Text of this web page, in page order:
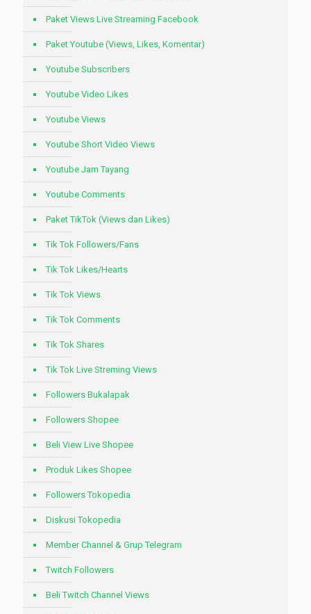
Paket Views Live Streaming Facebook
Paket Youtube (Views, Likes, Komentar)
Youtube Subscribers
Youtube Video Likes
Youtube Views
Youtube Short Video Views
Youtube Jam Tayang
Youtube Comments
Paket TikTok (Views dan Likes)
Tik Tok Followers/Fans
Tik Tok Likes/Hearts
Tik Tok Views
Tik Tok Comments
Tik Tok Shares
Tik Tok Live Streming Views
Followers Bukalapak
Followers Shopee
Beli View Live Shopee
Produk Likes Shopee
Followers Tokopedia
Diskusi Tokopedia
Member Channel & Grup Telegram
Twitch Followers
Beli Twitch Channel Views